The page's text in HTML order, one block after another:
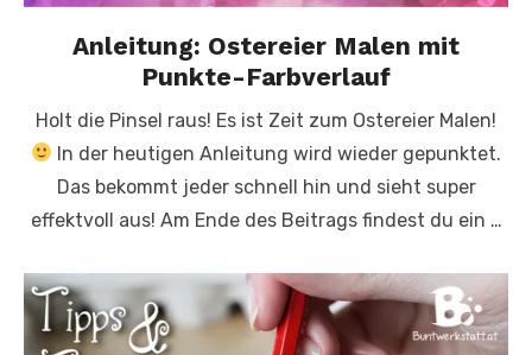
Anleitung: Ostereier Malen mit
Punkte-Farbverlauf
Holt die Pinsel raus! Es ist Zeit zum Ostereier Malen!
In der heutigen Anleitung wird wieder gepunktet.
Das bekommt jeder schnell hin und sieht super
effektvoll aus! Am Ende des Beitrags findest du ein …